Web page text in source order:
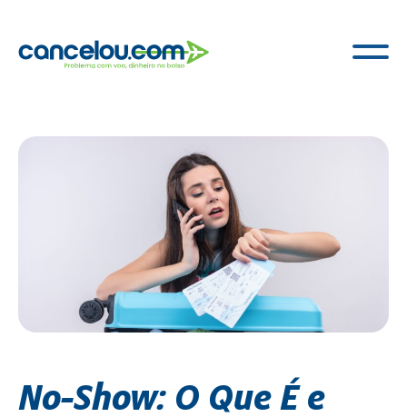
No-Show: O Que É e